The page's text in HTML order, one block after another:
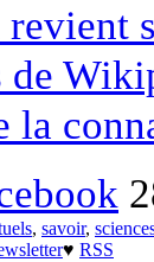
de
la
, savoir,
♥ RSS